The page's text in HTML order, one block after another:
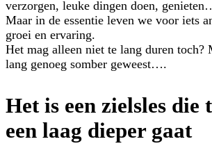
verzorgen, leuke dingen doen,
Maar in de essentie leven we voor iets
groei en ervaring.
Het mag alleen niet te lang duren toch?
lang genoeg somber geweest….
Het is een zielsles die
een laag dieper gaat